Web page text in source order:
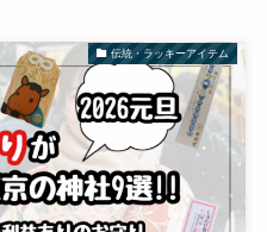
伝統・ラッキーアイテム